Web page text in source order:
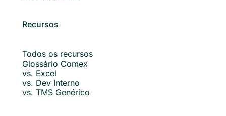
Recursos
Todos os recursos
Glossário Comex
vs. Excel
vs. Dev Interno
vs. TMS Genérico